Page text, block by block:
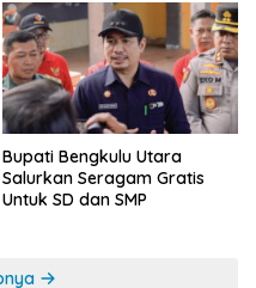
Bupati Bengkulu Utara
Salurkan Seragam Gratis
Untuk SD dan SMP